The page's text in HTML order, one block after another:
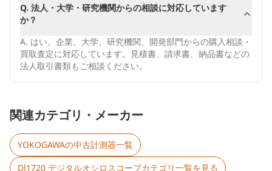
Q. 法人・大学・研究機関からの相談に対応しています
か？
A. はい。企業、大学、研究機関、開発部門からの購入相談・
買取査定に対応しています。見積書、請求書、納品書などの
法人取引書類もご相談ください。
関連カテゴリ・メーカー
YOKOGAWAの中古計測器一覧
Dl1720 デジタルオシロスコープカテゴリ一覧を見る